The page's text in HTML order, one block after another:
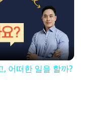
어떠한 일을 할까?